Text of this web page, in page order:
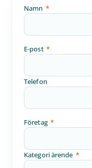
Namn *
E-post *
Telefon
Företag *
Kategori ärende *